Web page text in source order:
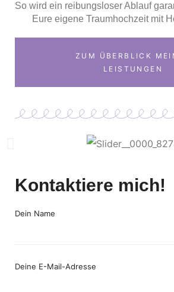
So wird ein reibungsloser Ablauf
Eure eigene Traumhochzeit mit
ZUM ÜBERBLICK
LEISTUNGEN
Kontaktiere mich!
Dein Name
Deine E-Mail-Adresse